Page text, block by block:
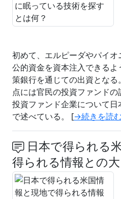
初めて、エルピーダやパイ
公的資金を資本注入できる
策銀行を通じての出資とな
点には官民の投資ファンド
投資ファンド企業について
で述べている。 [→続きを読む
日本で得られる
得られる情報との